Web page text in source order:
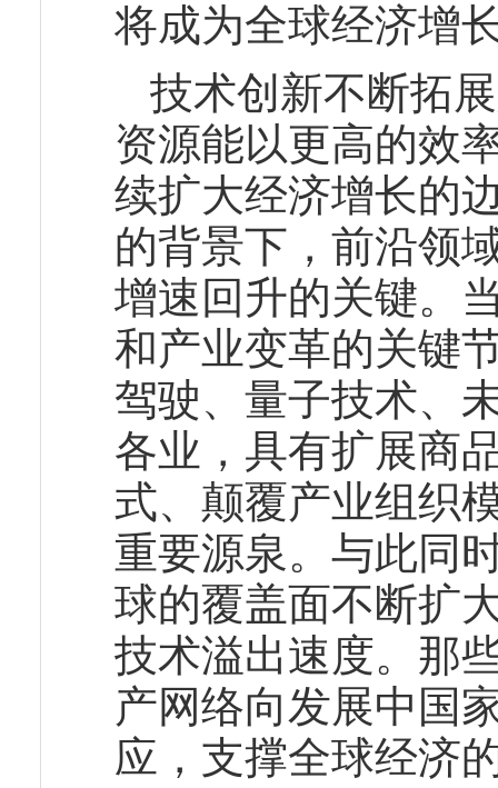
将成为全球经济增
技术创新不断拓
资源能以更高的效
续扩大经济增长的
的背景下，前沿领
增速回升的关键。
和产业变革的关键
驾驶、量子技术、
各业，具有扩展商
式、颠覆产业组织
重要源泉。与此同
球的覆盖面不断扩
技术溢出速度。那
产网络向发展中国
应，支撑全球经济